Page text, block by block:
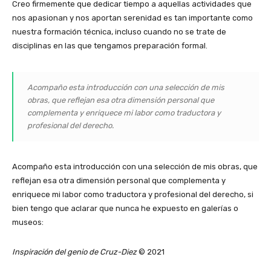
Creo firmemente que dedicar tiempo a aquellas actividades que
nos apasionan y nos aportan serenidad es tan importante como
nuestra formación técnica, incluso cuando no se trate de
disciplinas en las que tengamos preparación formal.
Acompaño esta introducción con una selección de mis
obras, que reflejan esa otra dimensión personal que
complementa y enriquece mi labor como traductora y
profesional del derecho.
Acompaño esta introducción con una selección de mis obras, que
reflejan esa otra dimensión personal que complementa y
enriquece mi labor como traductora y profesional del derecho, si
bien tengo que aclarar que nunca he expuesto en galerías o
museos:
Inspiración del genio de Cruz-Diez© 2021